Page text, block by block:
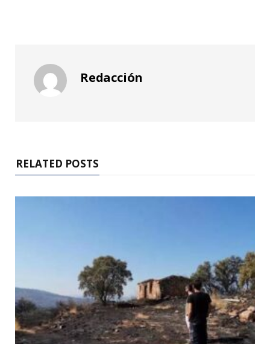
Redacción
RELATED POSTS